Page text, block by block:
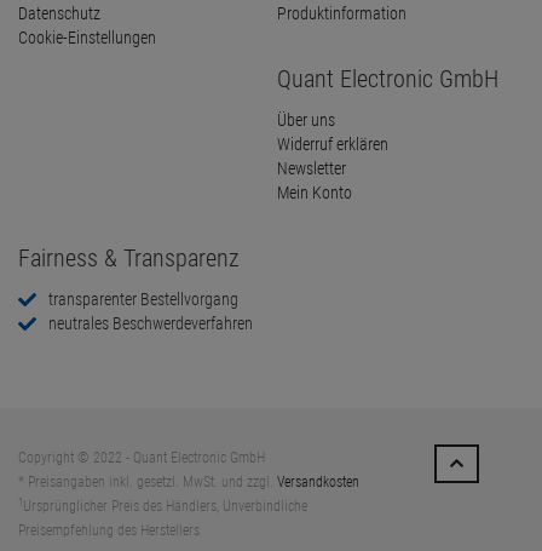
Datenschutz
Cookie-Einstellungen
Produktinformation
Quant Electronic GmbH
Über uns
Widerruf erklären
Newsletter
Mein Konto
Fairness & Transparenz
transparenter Bestellvorgang
neutrales Beschwerdeverfahren
Copyright © 2022 - Quant Electronic GmbH
* Preisangaben inkl. gesetzl. MwSt. und zzgl. Versandkosten
Ursprünglicher Preis des Händlers, Unverbindliche
Preisempfehlung des Herstellers